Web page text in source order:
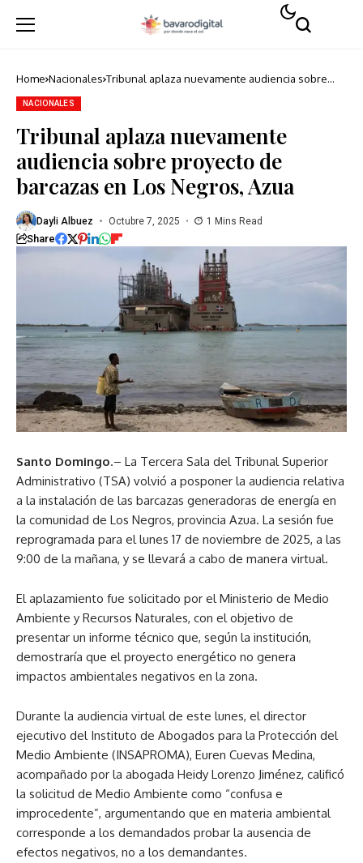
Home Nacionales Tribunal aplaza nuevamente audiencia sobre
NACIONALES
Tribunal aplaza nuevamente
audiencia sobre proyecto de
barcazas en Los Negros, Azua
Dayli Albuez Octubre 7, 2025 1 Mins Read
Share
Santo Domingo.– La Tercera Sala del Tribunal Superior
Administrativo (TSA) volvió a posponer la audiencia relativa
a la instalación de las barcazas generadoras de energía en
la comunidad de Los Negros, provincia Azua. La sesión fue
reprogramada para el lunes 17 de noviembre de 2025, a las
9:00 de la mañana, y se llevará a cabo de manera virtual.
El aplazamiento fue solicitado por el Ministerio de Medio
Ambiente y Recursos Naturales, con el objetivo de
presentar un informe técnico que, según la institución,
demostraría que el proyecto energético no genera
impactos ambientales negativos en la zona.
Durante la audiencia virtual de este lunes, el director
ejecutivo del Instituto de Abogados para la Protección del
Medio Ambiente (INSAPROMA), Euren Cuevas Medina,
acompañado por la abogada Heidy Lorenzo Jiménez, calificó
la solicitud de Medio Ambiente como “confusa e
improcedente”, argumentando que en materia ambiental
corresponde a los demandados probar la ausencia de
efectos negativos, no a los demandantes.